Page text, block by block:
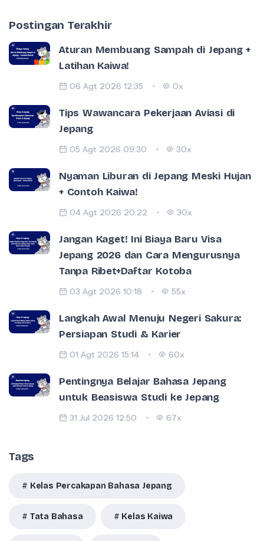
Postingan Terakhir
Aturan Membuang Sampah di Jepang +
Latihan Kaiwa!
06 Agt 2026 12:35 0x
Tips Wawancara Pekerjaan Aviasi di
Jepang
05 Agt 2026 09:30 30x
Nyaman Liburan di Jepang Meski Hujan
+ Contoh Kaiwa!
04 Agt 2026 20:22 30x
Jangan Kaget! Ini Biaya Baru Visa
Jepang 2026 dan Cara Mengurusnya
Tanpa Ribet+Daftar Kotoba
03 Agt 2026 10:18 55x
Langkah Awal Menuju Negeri Sakura:
Persiapan Studi & Karier
01 Agt 2026 15:14 60x
Pentingnya Belajar Bahasa Jepang
untuk Beasiswa Studi ke Jepang
31 Jul 2026 12:50 67x
Tags
Kelas Percakapan Bahasa Jepang
Tata Bahasa Kelas Kaiwa